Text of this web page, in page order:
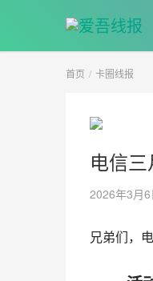
首页 卡圈线报
电信三
2026年3月
兄弟们，